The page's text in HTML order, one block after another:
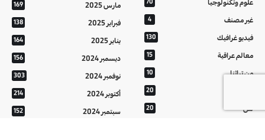
علوم وتكنولوجيا 70
غير مصنف 4
فيديو غرافيك 130
معالم عراقية 15
من تراثنا 10
20
هُنَّ 20
مارس 2025 169
فبراير 2025 138
يناير 2025 164
ديسمبر 2024 156
نوفمبر 2024 303
أكتوبر 2024 214
سبتمبر 2024 152